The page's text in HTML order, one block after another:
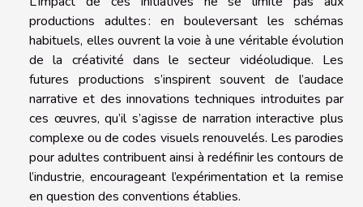
productions adultes : en bouleversant les schémas
habituels, elles ouvrent la voie à une véritable évolution
de la créativité dans le secteur vidéoludique. Les
futures productions s’inspirent souvent de l’audace
narrative et des innovations techniques introduites par
ces œuvres, qu’il s’agisse de narration interactive plus
complexe ou de codes visuels renouvelés. Les parodies
pour adultes contribuent ainsi à redéfinir les contours de
l’industrie, encourageant l’expérimentation et la remise
en question des conventions établies.